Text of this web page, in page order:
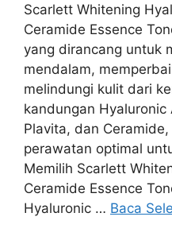
Scarlett Whitening
Ceramide Essence
yang dirancang untuk
mendalam,
melindungi kulit dari
kandungan
Plavita, dan
perawatan optimal
Memilih Scarlett
Ceramide Essence
Hyaluronic … Baca